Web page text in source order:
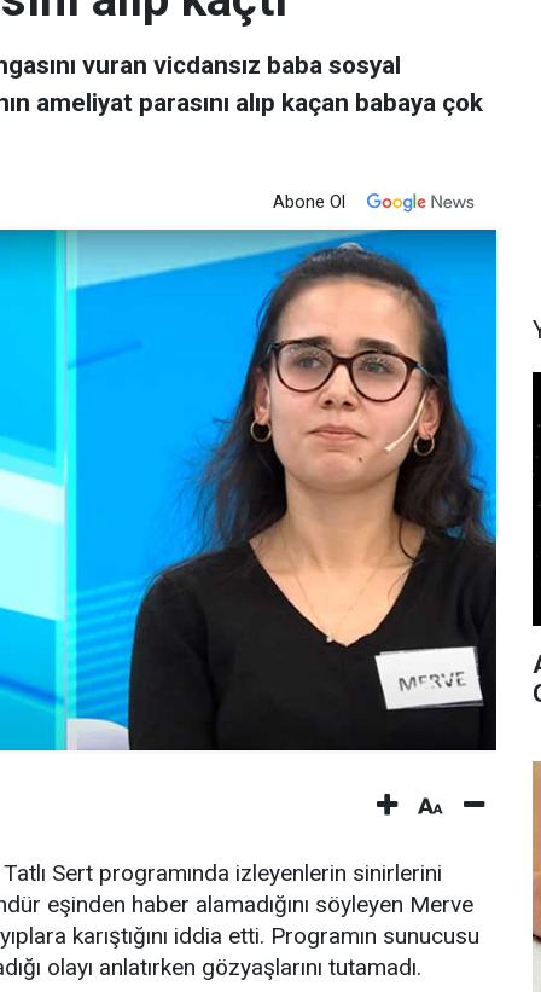
vuran vicdansız baba sosyal
ameliyat parasını alıp kaçan babaya çok
Abone Ol
Sert programında izleyenlerin sinirlerini
eşinden haber alamadığını söyleyen Merve
karıştığını iddia etti. Programın sunucusu
olayı anlatırken gözyaşlarını tutamadı.